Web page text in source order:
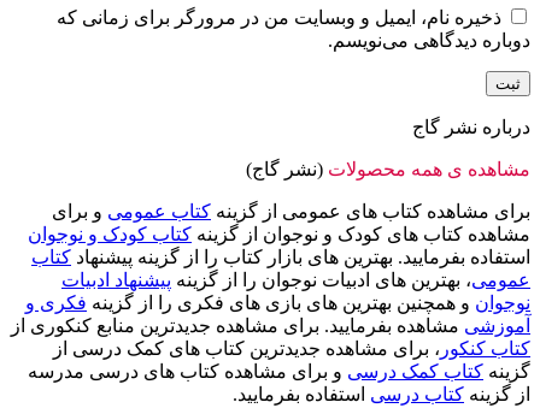
ذخیره نام، ایمیل و وبسایت من در مرورگر برای زمانی که
دوباره دیدگاهی می‌نویسم.
درباره نشر گاج
مشاهده ی همه محصولات (نشر گاج)
برای مشاهده کتاب های عمومی از گزینه کتاب عمومی و برای
مشاهده کتاب های کودک و نوجوان از گزینه کتاب کودک و نوجوان
استفاده بفرمایید. بهترین های بازار کتاب را از گزینه پیشنهاد کتاب
عمومی، بهترین های ادبیات نوجوان را از گزینه پیشنهاد ادبیات
نوجوان و همچنین بهترین های بازی های فکری را از گزینه فکری و
آموزشی مشاهده بفرمایید. برای مشاهده جدیدترین منابع کنکوری از
کتاب کنکور ، برای مشاهده جدیدترین کتاب های کمک درسی از
گزینه کتاب کمک درسی و برای مشاهده کتاب های درسی مدرسه
از گزینه کتاب درسی استفاده بفرمایید.